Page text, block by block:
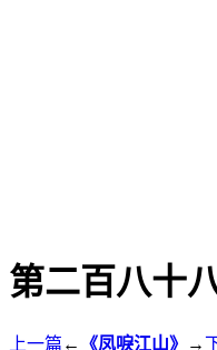
第二百八十
上一篇 ← 《凤唳江山》 →